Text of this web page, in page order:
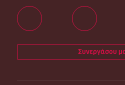
Συνεργάσου